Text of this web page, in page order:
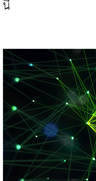
นี้